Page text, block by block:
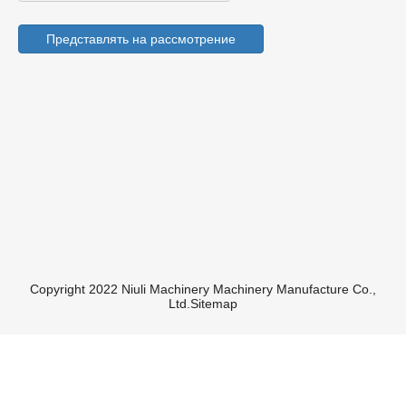
Представлять на рассмотрение
Copyright 2022 Niuli Machinery Machinery Manufacture Co.,
Ltd. Sitemap